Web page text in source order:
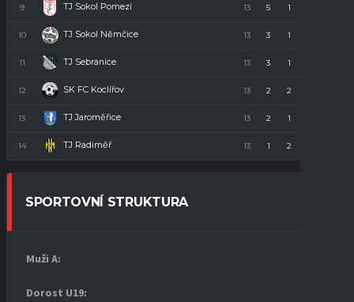
9 TJ Sokol Pomezí 13 5 1
10 TJ Sokol Němčice 13 3 1
11 TJ Sebranice 13 3 1
12 SK FC Koclířov 13 2 2
13 TJ Jaroměřice 13 2 1
14 TJ Radiměř 13 1 2
SPORTOVNÍ STRUKTURA
Muži A:
Dorost U19: